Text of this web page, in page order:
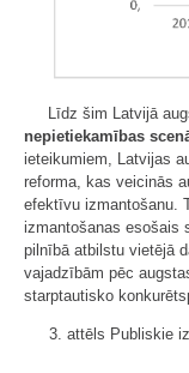
Līdz šim Latvijā
nepietiekamības
ieteikumiem, Latvijas
reforma, kas veicinās
efektīvu izmantošanu.
izmantošanas esošais
pilnībā atbilstu vietējā
vajadzībām pēc
starptautisko
3. attēls Publiskie